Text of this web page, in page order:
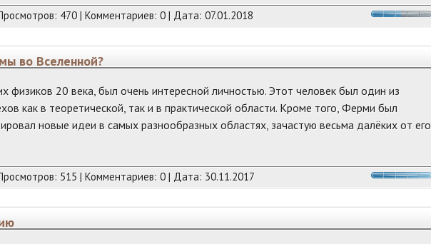
470 | Комментариев: 0 | Дата:07.01.2018
во Вселенной?
физиков 20 века, был очень интересной личностью. Этот человек был один из
как в теоретической, так и в практической области. Кроме того, Ферми был
новые идеи в самых разнообразных областях, зачастую весьма далёких от его
515 | Комментариев: 0 | Дата: 30.11.2017